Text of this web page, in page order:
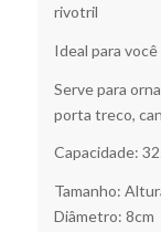
rivotril
Ideal para
Serve para
porta treco,
Capacidade:
Tamanho:
Diâmetro: 8cm